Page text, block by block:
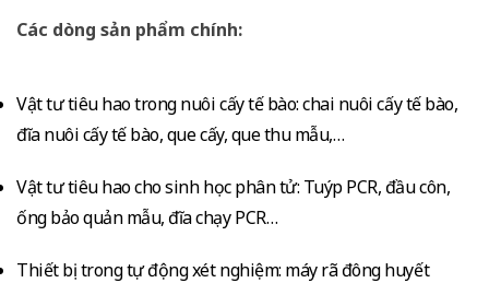
Các dòng sản phẩm chính:
Vật tư tiêu hao trong nuôi cấy tế bào: chai nuôi cấy tế bào,
đĩa nuôi cấy tế bào, que cấy, que thu mẫu,…
Vật tư tiêu hao cho sinh học phân tử: Tuýp PCR, đầu côn,
ống bảo quản mẫu, đĩa chạy PCR…
Thiết bị trong tự động xét nghiệm: máy rã đông huyết